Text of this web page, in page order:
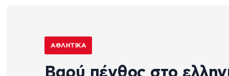
ΑΘΛΗΤΙΚΆ
Βαρύ πένθος στο